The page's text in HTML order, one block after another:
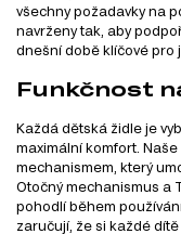
všechny požadavky na
navrženy tak, aby
dnešní době klíčové pro
Funkčnost
Každá dětská židle je
maximální komfort.
mechanismem, který
Otočný mechanismus a
pohodlí během
zaručují, že si každé